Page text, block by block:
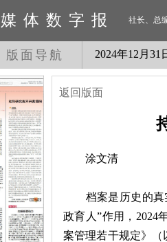
体数字报 社长、总
版面导航 2024年12 月 31
返回版面
涂文清
档案是历史的真实
政育人”作用，2024
案管理若干规定》（